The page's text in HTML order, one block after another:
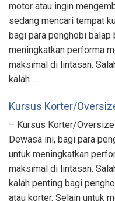
motor atau ingin
sedang mencari tempat
bagi para penghobi balap
meningkatkan performa
maksimal di lintasan.
kalah …
Kursus Korter/
– Kursus Korter/Oversize
Dewasa ini, bagi para
untuk meningkatkan
maksimal di lintasan.
kalah penting bagi
atau korter. Selain untuk